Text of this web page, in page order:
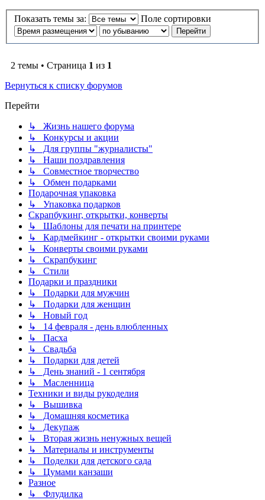
Показать темы за: Поле сортировки
2 темы • Страница 1 из 1
Вернуться к списку форумов
Перейти
↳ Жизнь нашего форума
↳ Конкурсы и акции
↳ Для группы "журналисты"
↳ Наши поздравления
↳ Совместное творчество
↳ Обмен подарками
Подарочная упаковка
↳ Упаковка подарков
Скрапбукинг, открытки, конверты
↳ Шаблоны для печати на принтере
↳ Кардмейкинг - открытки своими руками
↳ Конверты своими руками
↳ Скрапбукинг
↳ Стили
Подарки и праздники
↳ Подарки для мужчин
↳ Подарки для женщин
↳ Новый год
↳ 14 февраля - день влюбленных
↳ Пасха
↳ Свадьба
↳ Подарки для детей
↳ День знаний - 1 сентября
↳ Масленница
Техники и виды рукоделия
↳ Вышивка
↳ Домашняя косметика
↳ Декупаж
↳ Вторая жизнь ненужных вещей
↳ Материалы и инструменты
↳ Поделки для детского сада
↳ Цумами канзаши
Разное
↳ Флудилка